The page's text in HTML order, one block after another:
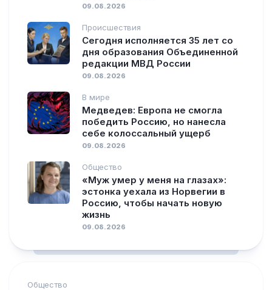
09.08.2026
Происшествия
Сегодня исполняется 35 лет со
дня образования Объединенной
редакции МВД России
09.08.2026
В мире
Медведев: Европа не смогла
победить Россию, но нанесла
себе колоссальный ущерб
09.08.2026
Общество
«Муж умер у меня на глазах»:
эстонка уехала из Норвегии в
Россию, чтобы начать новую
жизнь
09.08.2026
Общество